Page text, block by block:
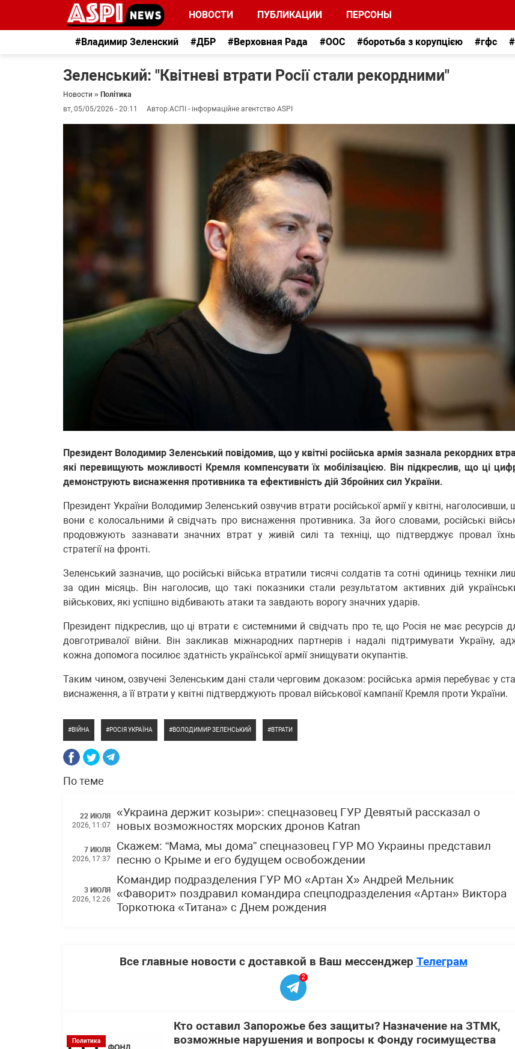
НОВОСТИ ПУБЛИКАЦИИ ПЕРСОНЫ
#Владимир Зеленский #ДБР #Верховная Рада #ООС #боротьба з корупцією #гфс
Зеленський: "Квітневі втрати Росії стали рекордними"
Новости » Політика
вт, 05/05/2026 - 20:11
Автор:АСПІ - інформаційне агентство ASPI
Президент Володимир Зеленський повідомив, що у квітні російська армія зазнала рекордних
які перевищують можливості Кремля компенсувати їх мобілізацією. Він підкреслив, що ці
демонструють виснаження противника та ефективність дій Збройних сил України.
Президент України Володимир Зеленський озвучив втрати російської армії у квітні, наголосивши,
вони є колосальними й свідчать про виснаження противника. За його словами, російські
продовжують зазнавати значних втрат у живій силі та техніці, що підтверджує провал
стратегії на фронті.
Зеленський зазначив, що російські війська втратили тисячі солдатів та сотні одиниць техніки
за один місяць. Він наголосив, що такі показники стали результатом активних дій
військових, які успішно відбивають атаки та завдають ворогу значних ударів.
Президент підкреслив, що ці втрати є системними й свідчать про те, що Росія не має ресурсів
довготривалої війни. Він закликав міжнародних партнерів і надалі підтримувати Україну,
кожна допомога посилює здатність української армії знищувати окупантів.
Таким чином, озвучені Зеленським дані стали черговим доказом: російська армія перебуває у
виснаження, а її втрати у квітні підтверджують провал військової кампанії Кремля проти України.
ВІЙНА РОСІЯ УКРАЇНА ВОЛОДИМИР ЗЕЛЕНСЬКИЙ ВТРАТИ
По теме
22 ИЮЛЯ
2026, 11:07
«Украина держит козыри»: спецназовец ГУР Девятый рассказал о
новых возможностях морских дронов Katran
7 ИЮЛЯ
2026, 17:37
Скажем: “Мама, мы дома” спецназовец ГУР МО Украины представил
песню о Крыме и его будущем освобождении
3 ИЮЛЯ
2026, 12:26
Командир подразделения ГУР МО «Артан Х» Андрей Мельник
«Фаворит» поздравил командира спецподразделения «Артан» Виктора
Торкотюка «Титана» с Днем рождения
Все главные новости с доставкой в Ваш мессенджер Телеграм
2
Политика
Кто оставил Запорожье без защиты? Назначение на ЗТМК,
возможные нарушения и вопросы к Фонду госимущества